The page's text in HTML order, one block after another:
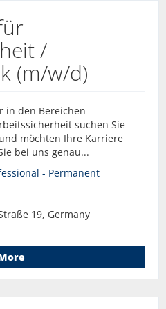
/
(m/w/d)
in den Bereichen
suchen Sie
möchten Ihre Karriere
bei uns genau...
- Permanent
19, Germany